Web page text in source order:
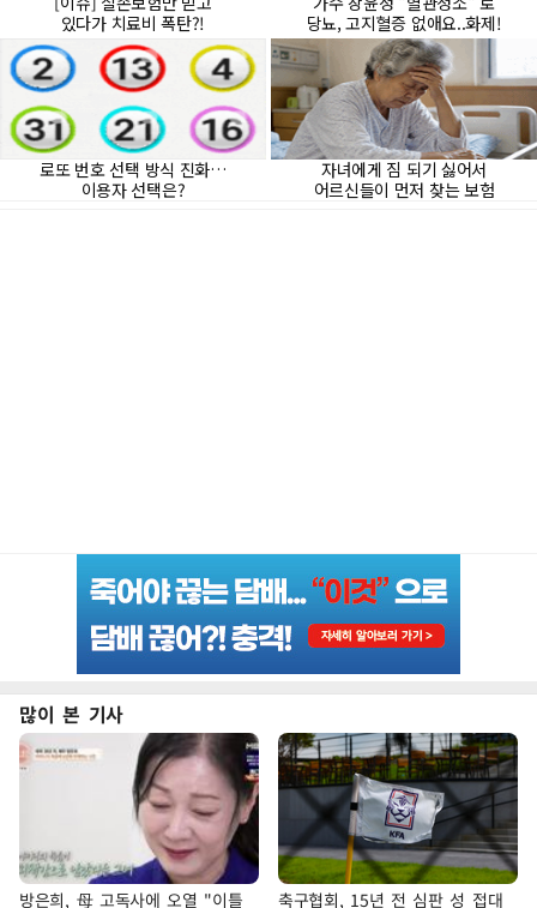
많이 본 기사
방은희, 母 고독사에 오열 "이틀 축구협회, 15년 전 심판 성 접대